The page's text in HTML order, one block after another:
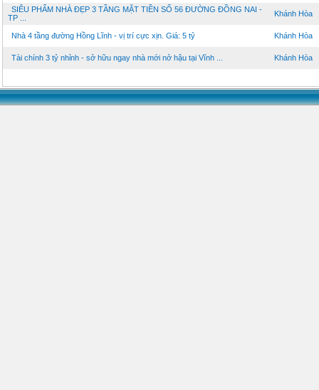
SIÊU PHẨM NHÀ ĐẸP 3 TẦNG MẶT TIỀN SỐ 56 ĐƯỜNG ĐỒNG NAI -
TP ...
Khánh Hòa
Nhà 4 tầng đường Hồng Lĩnh - vị trí cực xịn. Giá: 5 tỷ Khánh Hòa
Tài chính 3 tỷ nhỉnh - sở hữu ngay nhà mới nở hậu tại Vĩnh ... Khánh Hòa